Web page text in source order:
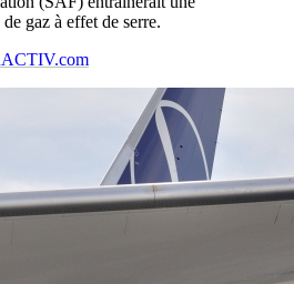
gaz à effet de serre.